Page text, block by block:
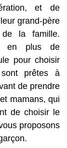
et de
grand-père
la famille.
en plus de
pour choisir
prêtes à
de prendre
mamans, qui
de choisir le
proposons